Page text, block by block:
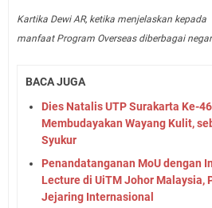
Kartika Dewi AR, ketika menjelaskan
manfaat Program Overseas diberbagai
BACA JUGA
Dies Natalis UTP Surakarta Ke-
Membudayakan Wayang Kulit,
Syukur
Penandatanganan MoU dengan
Lecture di UiTM Johor Malaysia,
Jejaring Internasional